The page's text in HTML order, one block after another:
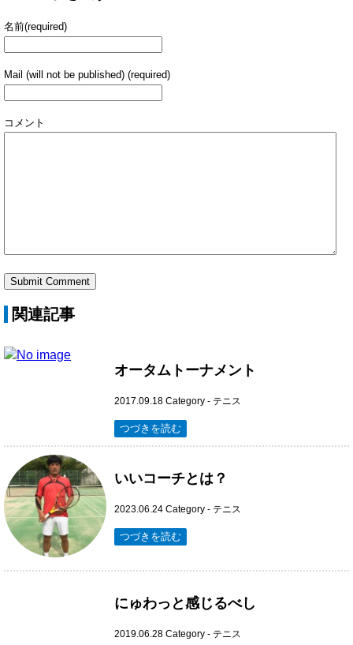
名前(required)
Mail (will not be published) (required)
コメント
関連記事
オータムトーナメント
2017.09.18 Category - テニス
つづきを読む
いいコーチとは？
2023.06.24 Category - テニス
つづきを読む
にゅわっと感じるべし
2019.06.28 Category - テニス